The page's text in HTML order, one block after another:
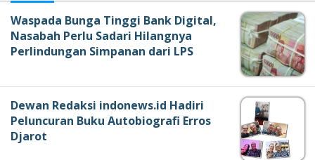
Waspada Bunga Tinggi Bank Digital,
Nasabah Perlu Sadari Hilangnya
Perlindungan Simpanan dari LPS
Dewan Redaksi indonews.id Hadiri
Peluncuran Buku Autobiografi Erros
Djarot